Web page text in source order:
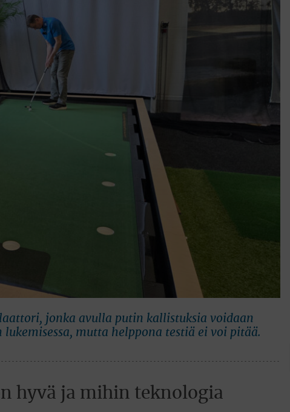
jonka avulla putin kallistuksia voidaan
mutta helppona testiä ei voi pitää.
hyvä ja mihin teknologia